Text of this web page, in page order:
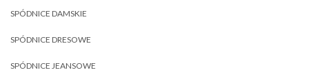
SPÓDNICE DAMSKIE
SPÓDNICE DRESOWE
SPÓDNICE JEANSOWE